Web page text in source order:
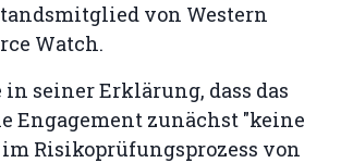
von Western
Watch.
in seiner Erklärung, dass das
Engagement zunächst "keine
Risikoprüfungsprozess von